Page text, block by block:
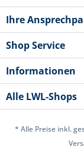
Ihre
Shop Service
Informationen
Alle LWL-Shops
* Alle Preise inkl.